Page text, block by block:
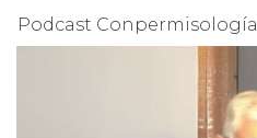
Podcast Conpermisología